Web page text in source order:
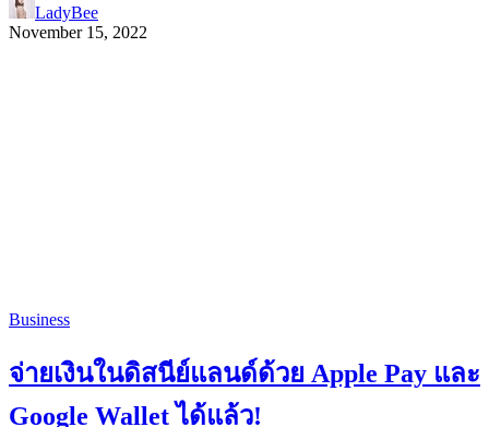
LadyBee
November 15, 2022
Business
จ่ายเงินในดิสนีย์แลนด์ด้วย Apple Pay และ
Google Wallet ได้แล้ว!